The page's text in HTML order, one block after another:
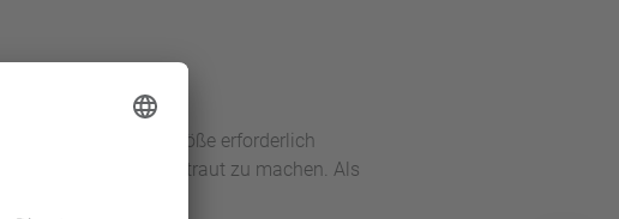
Gehäuse anderer Größe erforderlich
neuen System vertraut zu machen. Als